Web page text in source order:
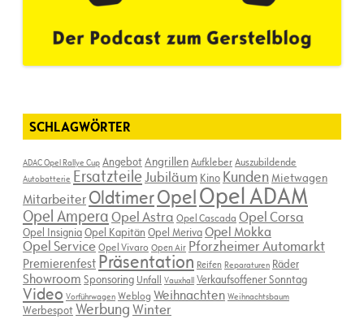
SCHLAGWÖRTER
ADAC Opel Rallye Cup AngebotAngrillenAufkleberAuszubildende
Autobatterie ErsatzteileJubiläum Kino Kunden Mietwagen
Mitarbeiter OldtimerOpelOpel ADAM
Opel AmperaOpel Astra Opel Cascada Opel Corsa
Opel InsigniaOpel Kapitän Opel MerivaOpel Mokka
Opel ServiceOpel Vivaro Open Air Pforzheimer Automarkt
Premierenfest Präsentation Reifen Reparaturen Räder
Showroom Sponsoring Unfall Vauxhall Verkaufsoffener Sonntag
Video Vorführwagen Weblog Weihnachten Weihnachtsbaum
WerbespotWerbungWinter